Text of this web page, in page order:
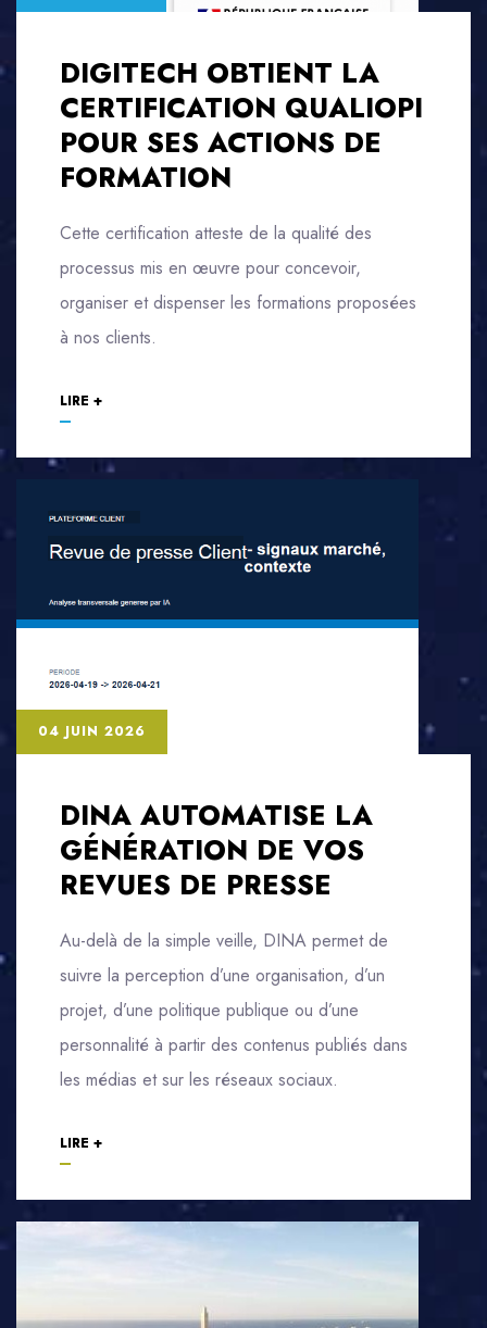
DIGITECH OBTIENT LA
CERTIFICATION QUALIOPI
POUR SES ACTIONS DE
FORMATION
Cette certification atteste de la qualité des
processus mis en œuvre pour concevoir,
organiser et dispenser les formations proposées
à nos clients.
LIRE +
04 JUIN 2026
DINA AUTOMATISE LA
GÉNÉRATION DE VOS
REVUES DE PRESSE
Au-delà de la simple veille, DINA permet de
suivre la perception d’une organisation, d’un
projet, d’une politique publique ou d’une
personnalité à partir des contenus publiés dans
les médias et sur les réseaux sociaux.
LIRE +